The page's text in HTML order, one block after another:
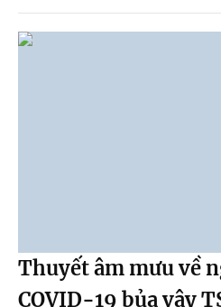
Thuyết âm mưu về
COVID-19 bủa vây